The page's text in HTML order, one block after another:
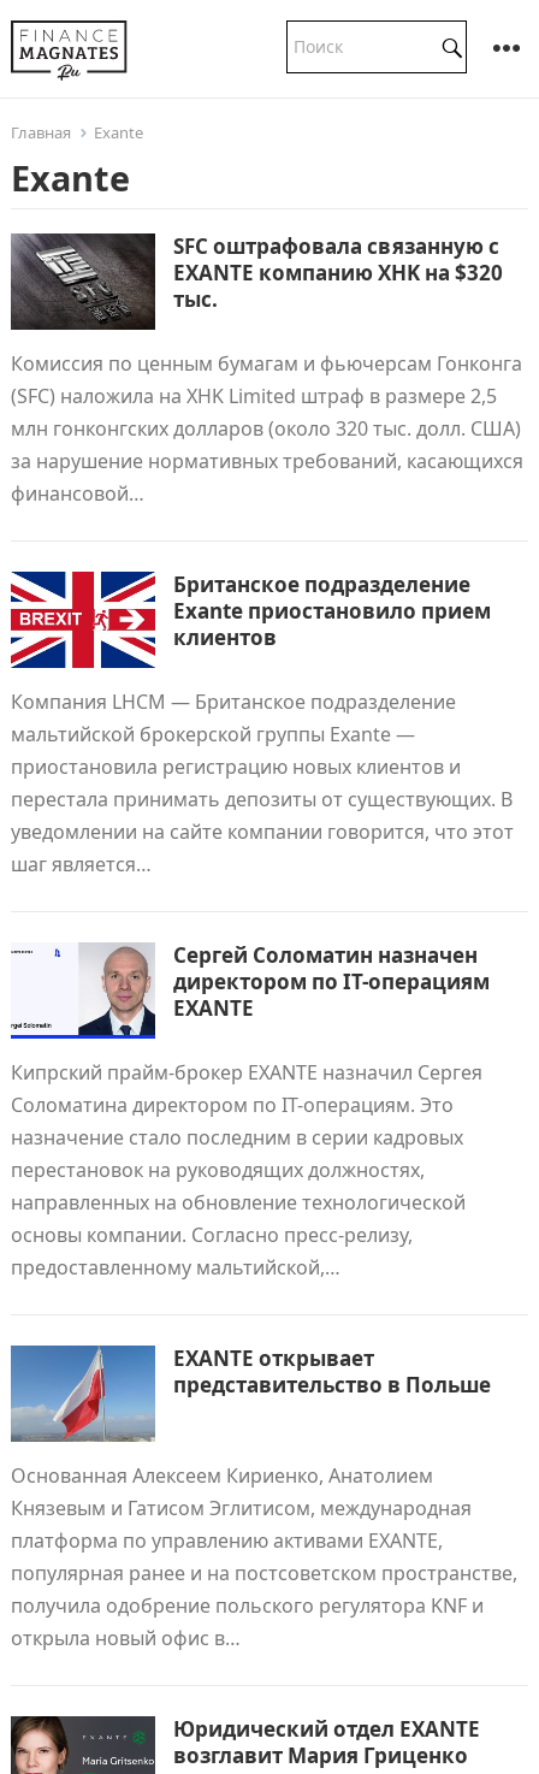
Главная Exante
Exante
SFC оштрафовала связанную с
EXANTE компанию XHK на $320
тыс.
Комиссия по ценным бумагам и фьючерсам Гонконга
(SFC) наложила на XHK Limited штраф в размере 2,5
млн гонконгских долларов (около 320 тыс. долл. США)
за нарушение нормативных требований, касающихся
финансовой…
Британское подразделение
Exante приостановило прием
клиентов
Компания LHCM — Британское подразделение
мальтийской брокерской группы Exante —
приостановила регистрацию новых клиентов и
перестала принимать депозиты от существующих. В
уведомлении на сайте компании говорится, что этот
шаг является…
Сергей Соломатин назначен
директором по IT-операциям
EXANTE
Кипрский прайм-брокер EXANTE назначил Сергея
Соломатина директором по IT-операциям. Это
назначение стало последним в серии кадровых
перестановок на руководящих должностях,
направленных на обновление технологической
основы компании. Согласно пресс-релизу,
предоставленному мальтийской,…
EXANTE открывает
представительство в Польше
Основанная Алексеем Кириенко, Анатолием
Князевым и Гатисом Эглитисом, международная
платформа по управлению активами EXANTE,
популярная ранее и на постсоветском пространстве,
получила одобрение польского регулятора KNF и
открыла новый офис в…
Юридический отдел EXANTE
возглавит Мария Гриценко